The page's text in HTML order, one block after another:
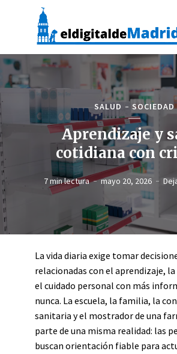
SALUD SOCIEDAD
Aprendizaje y
cotidiana con
7 min lectura mayo 20, 2026
La vida diaria exige tomar
relacionadas con el aprendizaje,
el cuidado personal con más
nunca. La escuela, la familia, la
sanitaria y el mostrador de una
parte de una misma realidad: las
buscan orientación fiable para